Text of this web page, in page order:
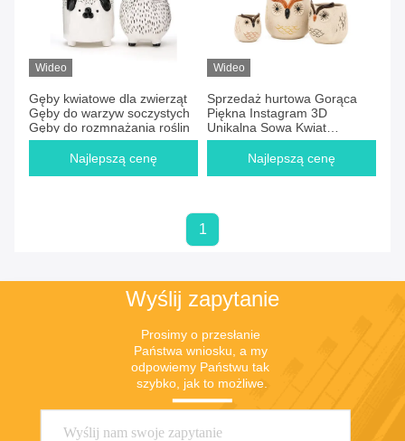
Wideo
Gęby kwiatowe dla zwierząt
Gęby do warzyw soczystych
Gęby do rozmnażania roślin
Najlepszą cenę
Wideo
Sprzedaż hurtowa Gorąca
Piękna Instagram 3D
Unikalna Sowa Kwiat
Sukkulent Pot W Glebie
CeramicNajlepszą cenę
1
Wyślij zapytanie
Prosimy o przesłanie
Państwa wniosku, a my
odpowiemy Państwu tak
szybko, jak to możliwe.